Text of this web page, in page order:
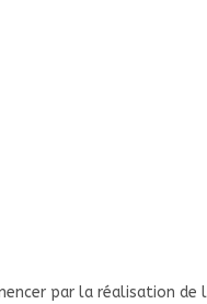
par la réalisation de